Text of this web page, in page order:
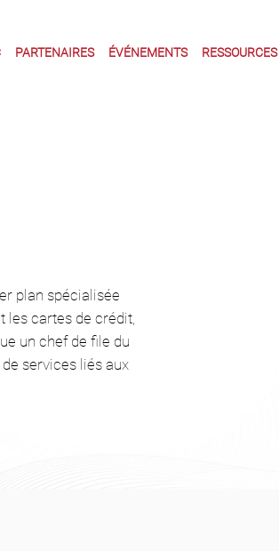
PARTENAIRES ÉVÉNEMENTS RESSOURCES
plan spécialisée
les cartes de crédit,
un chef de file du
services liés aux